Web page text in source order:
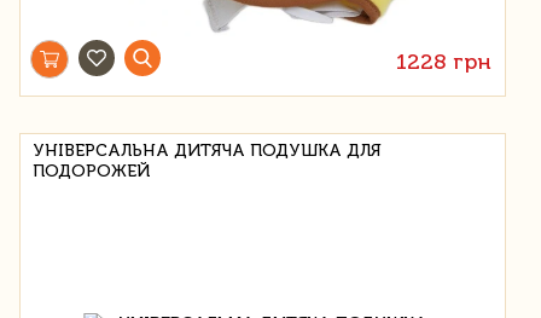
1228 грн
УНІВЕРСАЛЬНА ДИТЯЧА ПОДУШКА ДЛЯ
ПОДОРОЖЕЙ